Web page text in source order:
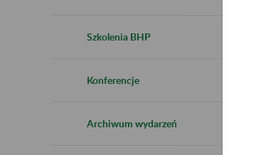
Szkolenia BHP
Konferencje
Archiwum wydarzeń